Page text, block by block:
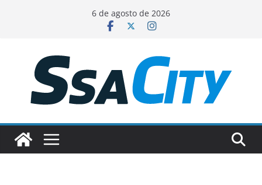
conteúdo
6 de agosto de 2026